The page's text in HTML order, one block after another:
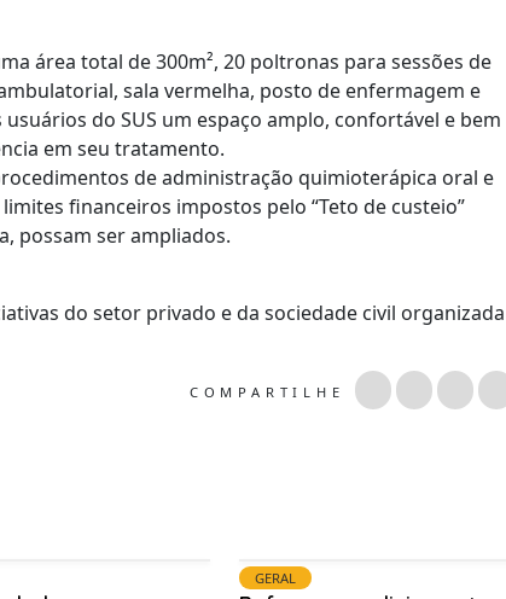
área total de 300m², 20 poltronas para sessões de
sala vermelha, posto de enfermagem e
do SUS um espaço amplo, confortável e bem
em seu tratamento.
de administração quimioterápica oral e
financeiros impostos pelo “Teto de custeio”
possam ser ampliados.
do setor privado e da sociedade civil organizada
COMPARTILHE
GERAL